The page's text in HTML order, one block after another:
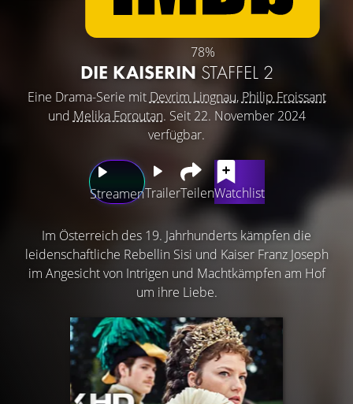
78%
DIE KAISERIN STAFFEL 2
Eine Drama-Serie mit Devrim Lingnau, Philip Froissant
und Melika Foroutan. Seit 22. November 2024
verfügbar.
StreamenTrailerTeilenWatchlist
Im Österreich des 19. Jahrhunderts kämpfen die
leidenschaftliche Rebellin Sisi und Kaiser Franz Joseph
im Angesicht von Intrigen und Machtkämpfen am Hof
um ihre Liebe.